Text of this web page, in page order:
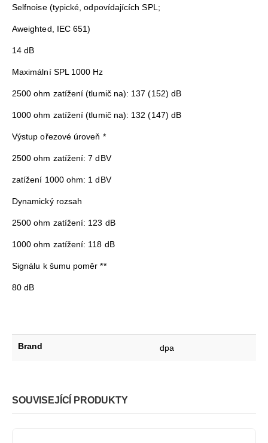
Self­noise (typické, odpovídajících SPL;
A­weighted, IEC 651)
14 dB
Maximální SPL 1000 Hz
2500 ohm zatížení (tlumič na): 137 (152) dB
1000 ohm zatížení (tlumič na): 132 (147) dB
Výstup ořezové úroveň *
2500 ohm zatížení: 7 dBV
zatížení 1000 ohm: 1 dBV
Dynamický rozsah
2500 ohm zatížení: 123 dB
1000 ohm zatížení: 118 dB
Signálu k šumu poměr **
80 dB
Brand dpa
SOUVISEJÍCÍ PRODUKTY